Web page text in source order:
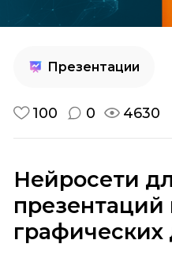
Презентации
100 0 4630
Нейросети
презентаций
графических